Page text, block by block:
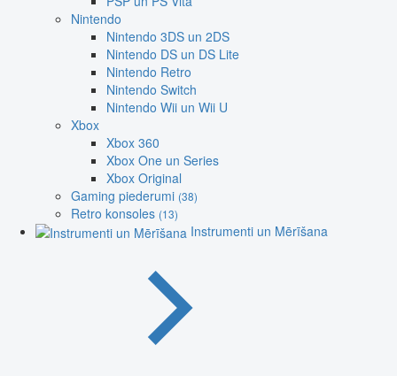
Nintendo
Nintendo 3DS un 2DS
Nintendo DS un DS Lite
Nintendo Retro
Nintendo Switch
Nintendo Wii un Wii U
Xbox
Xbox 360
Xbox One un Series
Xbox Original
Gaming piederumi (38)
Retro konsoles (13)
Instrumenti un Mērīšana